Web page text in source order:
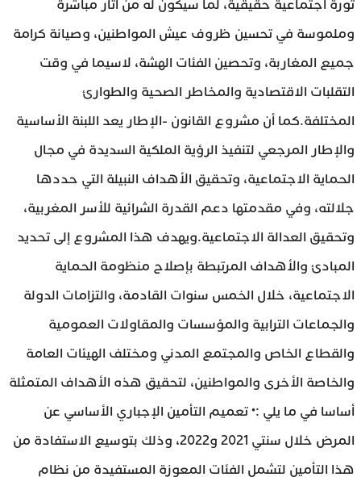
ثورة اجتماعية حقيقية، لما سيكون له من آثار مباشرة
وملموسة في تحسين ظروف عيش المواطنين، وصيانة كرامة
جميع المغاربة، وتحصين الفئات الهشة، لاسيما في وقت
التقلبات الاقتصادية والمخاطر الصحية والطوارئ
المختلفة.كما أن مشروع القانون -الإطار يعد اللبنة الأساسية
والإطار المرجعي لتنفيذ الرؤية الملكية السديدة في مجال
الحماية الاجتماعية، وتحقيق الأهداف النبيلة التي حددها
جلالته، وفي مقدمتها دعم القدرة الشرائية للأسر المغربية،
وتحقيق العدالة الاجتماعية.ويهدف هذا المشروع إلى تحديد
المبادئ والأهداف المرتبطة بإصلاح منظومة الحماية
الاجتماعية، خلال الخمس سنوات القادمة، والتزامات الدولة
والجماعات الترابية والمؤسسات والمقاولات العمومية
والقطاع الخاص والمجتمع المدني ومختلف الهيئات العامة
والخاصة الأخرى والمواطنين، لتحقيق هذه الأهداف المتمثلة
أساسا في ما يلي :• تعميم التأمين الإجباري الأساسي عن
المرض خلال سنتي 2021 و2022، وذلك بتوسيع الاستفادة من
هذا التأمين لتشمل الفئات المعوزة المستفيدة من نظام